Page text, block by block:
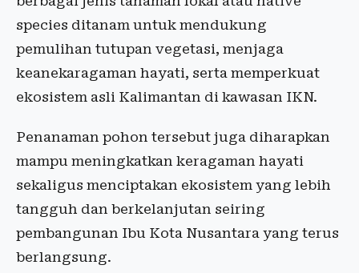
species ditanam untuk mendukung
pemulihan tutupan vegetasi, menjaga
keanekaragaman hayati, serta memperkuat
ekosistem asli Kalimantan di kawasan IKN.
Penanaman pohon tersebut juga diharapkan
mampu meningkatkan keragaman hayati
sekaligus menciptakan ekosistem yang lebih
tangguh dan berkelanjutan seiring
pembangunan Ibu Kota Nusantara yang terus
berlangsung.